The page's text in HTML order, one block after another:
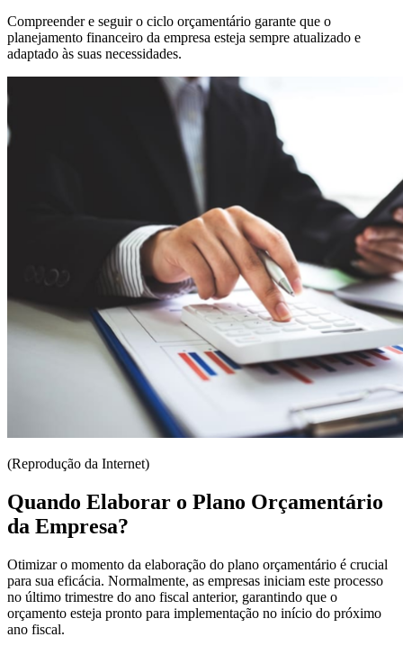
Compreender e seguir o ciclo orçamentário garante que o
planejamento financeiro da empresa esteja sempre atualizado e
adaptado às suas necessidades.
(Reprodução da Internet)
Quando Elaborar o Plano Orçamentário
da Empresa?
Otimizar o momento da elaboração do plano orçamentário é crucial
para sua eficácia. Normalmente, as empresas iniciam este processo
no último trimestre do ano fiscal anterior, garantindo que o
orçamento esteja pronto para implementação no início do próximo
ano fiscal.